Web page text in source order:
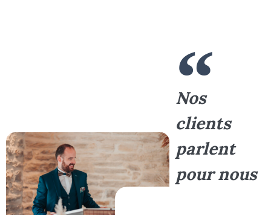
Nos
clients
parlent
pour nous